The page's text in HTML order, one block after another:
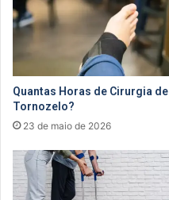
Quantas Horas de Cirurgia de
Tornozelo?
23 de maio de 2026